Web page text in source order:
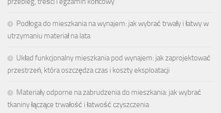
Podłoga do mieszkania na wynajem: jak wybrać trwały i łatwy w
utrzymaniu materiał na lata
Układ funkcjonalny mieszkania pod wynajem: jak zaprojektować
przestrzeń, która oszczędza czas i koszty eksploatacji
Materiały odporne na zabrudzenia do mieszkania: jak wybrać
tkaniny łączące trwałość i łatwość czyszczenia